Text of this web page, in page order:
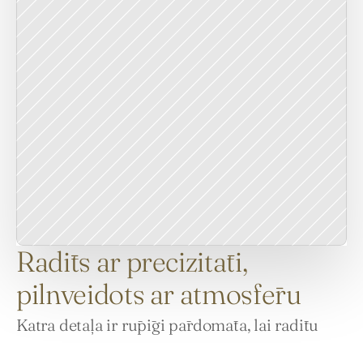
Radīts ar precizitāti,
pilnveidots ar atmosfēru
Katra detaļa ir rūpīgi pārdomāta, lai radītu